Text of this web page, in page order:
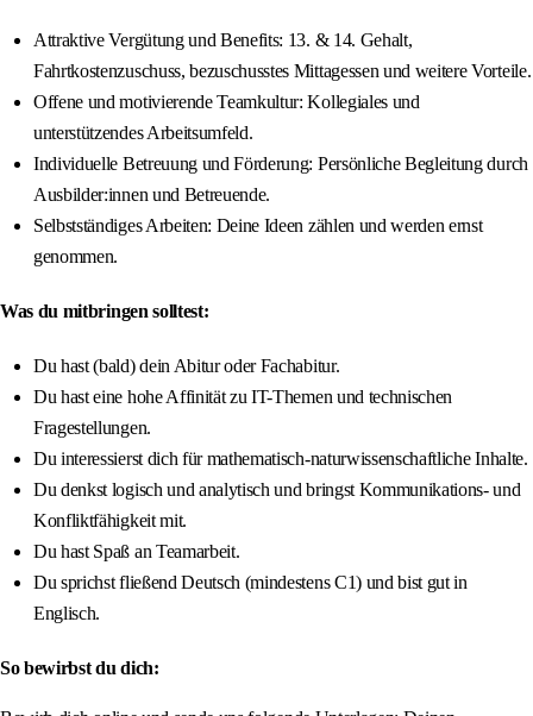
Attraktive Vergütung und Benefits: 13. & 14. Gehalt,
Fahrtkostenzuschuss, bezuschusstes Mittagessen und weitere Vorteile.
Offene und motivierende Teamkultur: Kollegiales und
unterstützendes Arbeitsumfeld.
Individuelle Betreuung und Förderung: Persönliche Begleitung durch
Ausbilder:innen und Betreuende.
Selbstständiges Arbeiten: Deine Ideen zählen und werden ernst
genommen.
Was du mitbringen solltest:
Du hast (bald) dein Abitur oder Fachabitur.
Du hast eine hohe Affinität zu IT-Themen und technischen
Fragestellungen.
Du interessierst dich für mathematisch-naturwissenschaftliche Inhalte.
Du denkst logisch und analytisch und bringst Kommunikations- und
Konfliktfähigkeit mit.
Du hast Spaß an Teamarbeit.
Du sprichst fließend Deutsch (mindestens C1) und bist gut in
Englisch.
So bewirbst du dich: